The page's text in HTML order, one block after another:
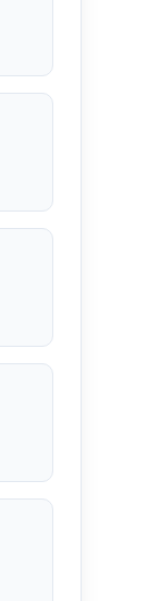
ले सकते
का
अभी
किसान
तक का
आज ही
कार्ड